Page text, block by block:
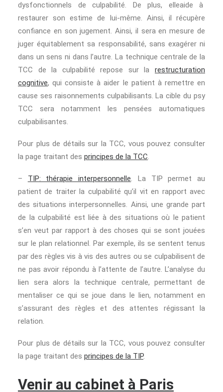
dysfonctionnels de culpabilité. De plus, elleaide à
restaurer son estime de lui-même. Ainsi, il récupère
confiance en son jugement. Ainsi, il sera en mesure de
juger équitablement sa responsabilité, sans exagérer ni
dans un sens ni dans l’autre. La technique centrale de la
TCC de la culpabilité repose sur la restructuration
cognitive, qui consiste à aider le patient à remettre en
cause ses raisonnements culpabilisants. La cible du psy
TCC sera notamment les pensées automatiques
culpabilisantes.
Pour plus de détails sur la TCC, vous pouvez consulter
la page traitant des principes de la TCC.
– TIP: thérapie interpersonnelle. La TIP permet au
patient de traiter la culpabilité qu’il vit en rapport avec
des situations interpersonnelles. Ainsi, une grande part
de la culpabilité est liée à des situations où le patient
s’en veut par rapport à des choses qui se sont jouées
sur le plan relationnel. Par exemple, ils se sentent tenus
par des règles vis à vis des autres ou se culpabilisent de
ne pas avoir répondu à l’attente de l’autre. L’analyse du
lien sera alors la technique centrale, permettant de
mentaliser ce qui se joue dans le lien, notamment en
s’assurant des règles et des attentes régissant la
relation.
Pour plus de détails sur la TCC, vous pouvez consulter
la page traitant des principes de la TIP.
Venir au cabinet à Paris